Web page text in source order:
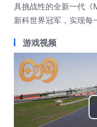
具挑战性的全新一代
新科世界冠军，实现每
游戏视频